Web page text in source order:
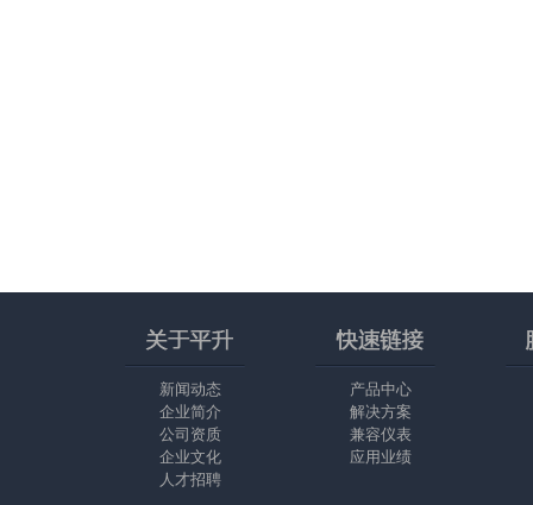
新闻动态
企业简介
公司资质
企业文化
人才招聘
产品中心
解决方案
兼容仪表
应用业绩